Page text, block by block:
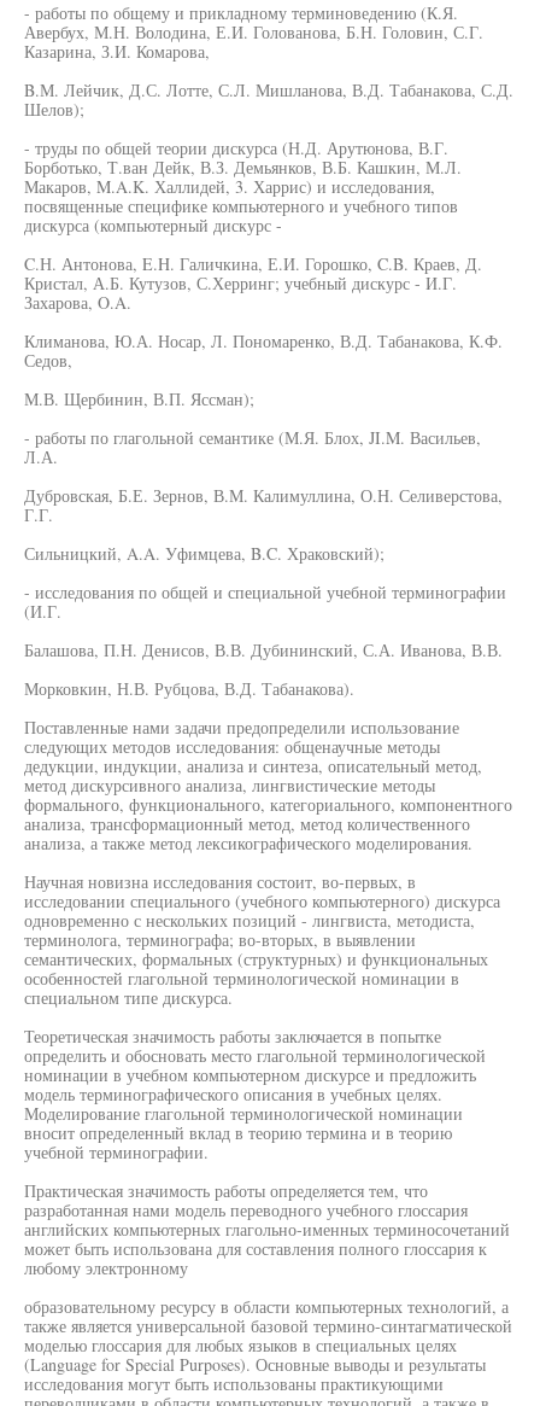
- работы по общему и прикладному терминоведению (К.Я.
Авербух, М.Н. Володина, Е.И. Голованова, Б.Н. Головин, С.Г.
Казарина, З.И. Комарова,
B.М. Лейчик, Д.С. Лотте, С.Л. Мишланова, В.Д. Табанакова, С.Д.
Шелов);
- труды по общей теории дискурса (Н.Д. Арутюнова, В.Г.
Борботько, Т.ван Дейк, В.З. Демьянков, В.Б. Кашкин, М.Л.
Макаров, M.A.K. Халлидей, 3. Харрис) и исследования,
посвященные специфике компьютерного и учебного типов
дискурса (компьютерный дискурс -
C.Н. Антонова, E.H. Галичкина, Е.И. Горошко, C.B. Краев, Д.
Кристал, А.Б. Кутузов, С.Херринг; учебный дискурс - И.Г.
Захарова, O.A.
Климанова, Ю.А. Носар, Л. Пономаренко, В.Д. Табанакова, К.Ф.
Седов,
М.В. Щербинин, В.П. Яссман);
- работы по глагольной семантике (М.Я. Блох, JI.M. Васильев,
Л.А.
Дубровская, Б.Е. Зернов, В.М. Калимуллина, О.Н. Селиверстова,
Г.Г.
Сильницкий, A.A. Уфимцева, B.C. Храковский);
- исследования по общей и специальной учебной терминографии
(И.Г.
Балашова, П.Н. Денисов, В.В. Дубининский, С.А. Иванова, В.В.
Морковкин, Н.В. Рубцова, В.Д. Табанакова).
Поставленные нами задачи предопределили использование
следующих методов исследования: общенаучные методы
дедукции, индукции, анализа и синтеза, описательный метод,
метод дискурсивного анализа, лингвистические методы
формального, функционального, категориального, компонентного
анализа, трансформационный метод, метод количественного
анализа, а также метод лексикографического моделирования.
Научная новизна исследования состоит, во-первых, в
исследовании специального (учебного компьютерного) дискурса
одновременно с нескольких позиций - лингвиста, методиста,
терминолога, терминографа; во-вторых, в выявлении
семантических, формальных (структурных) и функциональных
особенностей глагольной терминологической номинации в
специальном типе дискурса.
Теоретическая значимость работы заключается в попытке
определить и обосновать место глагольной терминологической
номинации в учебном компьютерном дискурсе и предложить
модель терминографического описания в учебных целях.
Моделирование глагольной терминологической номинации
вносит определенный вклад в теорию термина и в теорию
учебной терминографии.
Практическая значимость работы определяется тем, что
разработанная нами модель переводного учебного глоссария
английских компьютерных глагольно-именных терминосочетаний
может быть использована для составления полного глоссария к
любому электронному
образовательному ресурсу в области компьютерных технологий, а
также является универсальной базовой термино-синтагматической
моделью глоссария для любых языков в специальных целях
(Language for Special Purposes). Основные выводы и результаты
исследования могут быть использованы практикующими